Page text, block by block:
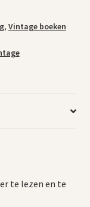
, Vintage boeken
te lezen en te